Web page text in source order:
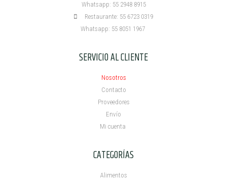
Whatsapp: 55 2948 8915
Restaurante: 55 6723 0319
Whatsapp: 55 8051 1967
SERVICIO AL CLIENTE
Nosotros
Contacto
Proveedores
Envío
Mi cuenta ​
CATEGORÍAS
Alimentos